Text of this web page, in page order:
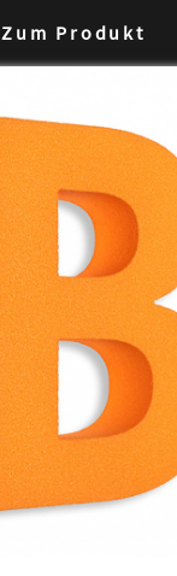
Zum Produkt